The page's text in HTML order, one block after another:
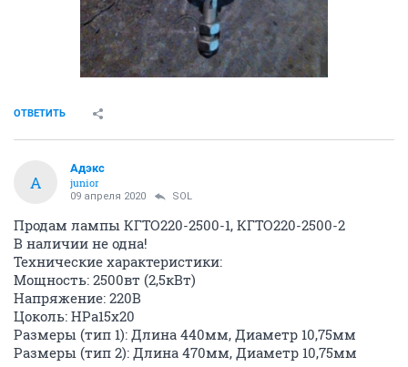
Продам 2 двухполюсные гребёнки ИЭК для
электрощитов на 63 А длиной по метру каждая . За
junior
09 апреля 2020
Продам форточки для теплицы, с гидроцилиндром.
Или отдельно гидроцилиндры. Подробности в ЛС.